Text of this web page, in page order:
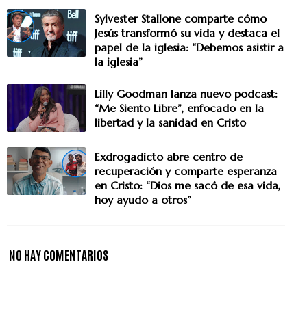
Sylvester Stallone comparte cómo
Jesús transformó su vida y destaca el
papel de la iglesia: “Debemos asistir a
la iglesia”
Lilly Goodman lanza nuevo podcast:
“Me Siento Libre”, enfocado en la
libertad y la sanidad en Cristo
Exdrogadicto abre centro de
recuperación y comparte esperanza
en Cristo: “Dios me sacó de esa vida,
hoy ayudo a otros”
NO HAY COMENTARIOS